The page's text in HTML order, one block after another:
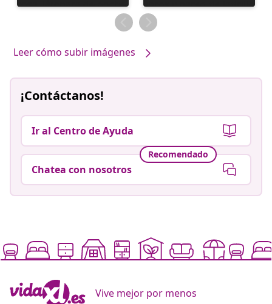
realizada
realizada
por
Leer cómo subir imágenes
¡Contáctanos!
Ir al Centro de Ayuda
Recomendado
Chatea con nosotros
Vive mejor por menos